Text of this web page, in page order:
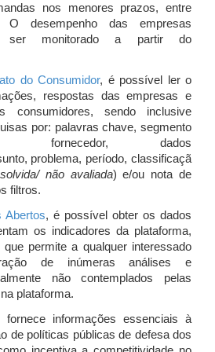
nos menores prazos, entre
O desempenho das empresas
ser monitorado a partir do
do Consumidor, é possível ler o
respostas das empresas e
consumidores, sendo inclusive
por: palavras chave, segmento
fornecedor, dados
problema, período, classificaçã
não avaliada) e/ou nota de
filtros.
Abertos, é possível obter os dados
os indicadores da plataforma,
permite a qualquer interessado
de inúmeras análises e
não contemplados pelas
plataforma.
fornece informações essenciais à
de políticas públicas de defesa dos